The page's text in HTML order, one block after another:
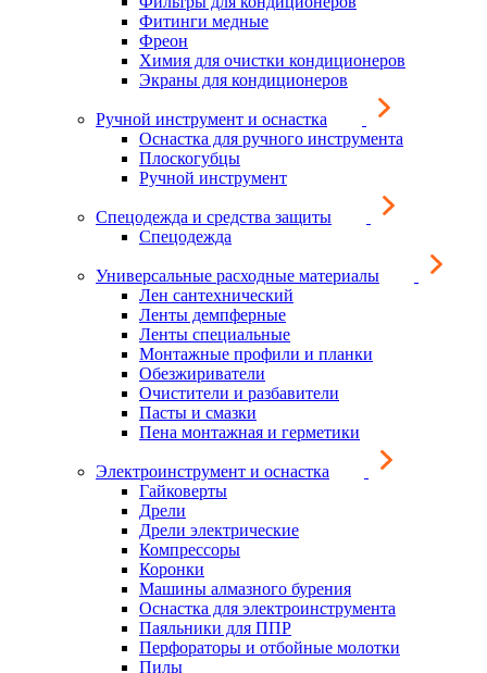
Фитинги медные
Фреон
Химия для очистки кондиционеров
Экраны для кондиционеров
Ручной инструмент и оснастка
Оснастка для ручного инструмента
Плоскогубцы
Ручной инструмент
Спецодежда и средства защиты
Спецодежда
Универсальные расходные материалы
Лен сантехнический
Ленты демпферные
Ленты специальные
Монтажные профили и планки
Обезжириватели
Очистители и разбавители
Пасты и смазки
Пена монтажная и герметики
Электроинструмент и оснастка
Гайковерты
Дрели
Дрели электрические
Компрессоры
Коронки
Машины алмазного бурения
Оснастка для электроинструмента
Паяльники для ППР
Перфораторы и отбойные молотки
Пилы